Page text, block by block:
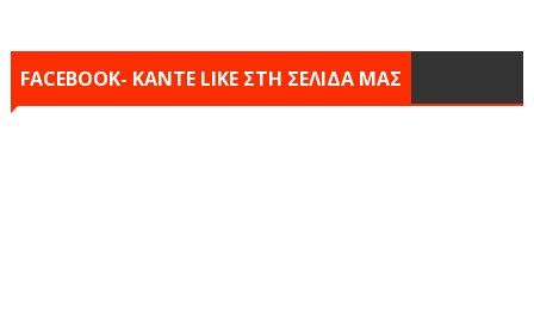
FACEBOOK- KANTE LIKE ΣΤΗ ΣΕΛΙΔΑ ΜΑΣ